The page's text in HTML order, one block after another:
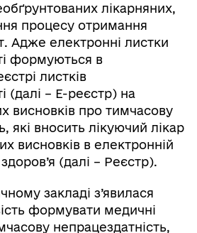
лікарняних,
процесу отримання
Адже електронні листки
формуються в
листків
(далі – Е-реєстр) на
висновків про тимчасову
які вносить лікуючий лікар
висновків в електронній
(далі – Реєстр).
закладі з’явилася
формувати медичні
непрацездатність,